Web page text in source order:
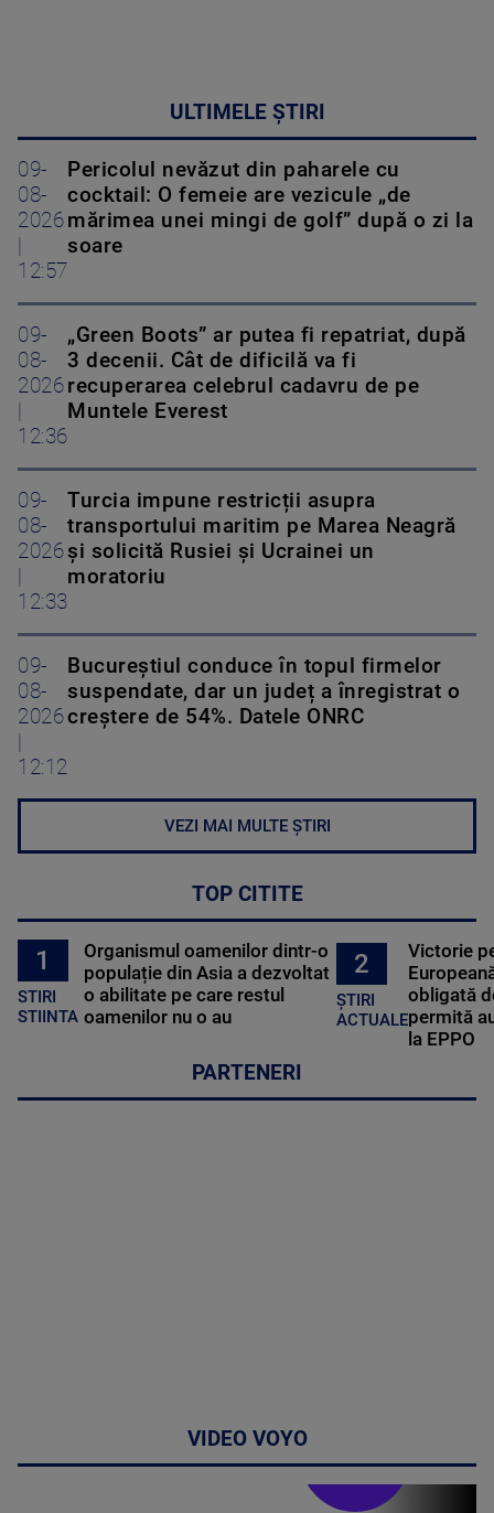
ULTIMELE ȘTIRI
09-
08-
2026
12:57
Pericolul nevăzut din paharele cu
cocktail: O femeie are vezicule „de
mărimea unei mingi de golf” după o zi la
soare
09-
08-
2026
12:36
„Green Boots” ar putea fi repatriat, după
3 decenii. Cât de dificilă va fi
recuperarea celebrul cadavru de pe
Muntele Everest
09-
08-
2026
12:33
Turcia impune restricții asupra
transportului maritim pe Marea Neagră
și solicită Rusiei și Ucrainei un
moratoriu
09-
08-
2026
12:12
Bucureștiul conduce în topul firmelor
suspendate, dar un județ a înregistrat o
creștere de 54%. Datele ONRC
VEZI MAI MULTE ȘTIRI
TOP CITITE
1
STIRI
STIINTA
Organismul oamenilor dintr-o
populație din Asia a dezvoltat
o abilitate pe care restul
oamenilor nu o au
2
ȘTIRI
ACTUALE
Victorie
obligată
permită
la EPPO
PARTENERI
VIDEO VOYO